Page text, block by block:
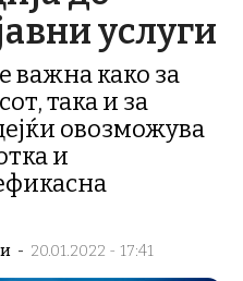
услуги
важна како за
така и за
овозможува
и
- 20.01.2022 - 17:41